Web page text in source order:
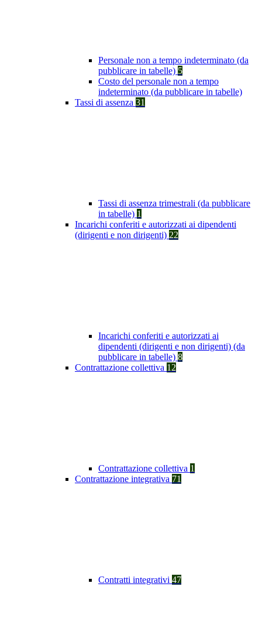
Personale non a tempo indeterminato (da
pubblicare in tabelle) 5
Costo del personale non a tempo
indeterminato (da pubblicare in tabelle)
Tassi di assenza 31
Tassi di assenza trimestrali (da pubblicare
in tabelle) 1
Incarichi conferiti e autorizzati ai dipendenti
(dirigenti e non dirigenti) 22
Incarichi conferiti e autorizzati ai
dipendenti (dirigenti e non dirigenti) (da
pubblicare in tabelle) 8
Contrattazione collettiva 12
Contrattazione collettiva 1
Contrattazione integrativa 71
Contratti integrativi 47